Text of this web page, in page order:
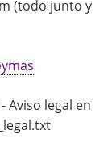
(todo junto y
Aviso legal en